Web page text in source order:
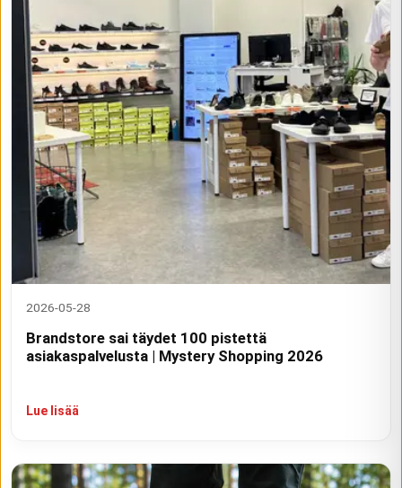
2026-05-28
Brandstore sai täydet 100 pistettä
asiakaspalvelusta | Mystery Shopping 2026
Lue lisää